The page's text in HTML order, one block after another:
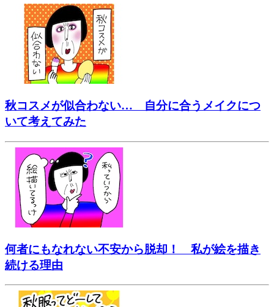
秋コスメが似合わない… 自分に合うメイクにつ
いて考えてみた
何者にもなれない不安から脱却！ 私が絵を描き
続ける理由